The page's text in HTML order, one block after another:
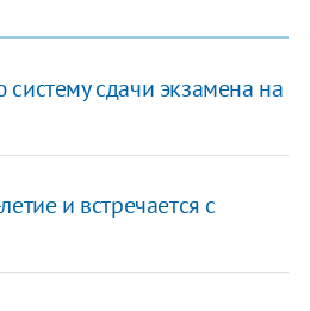
сдачи экзамена на
и встречается с